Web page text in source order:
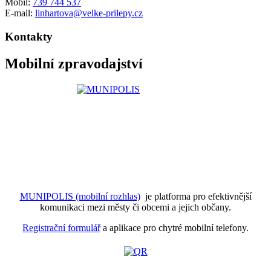
Mobil: 739 744 537
E-mail: linhartova@velke-prilepy.cz
Kontakty
Mobilní zpravodajství
MUNIPOLIS (mobilní rozhlas)je platforma pro efektivnější
komunikaci mezi městy či obcemi a jejich občany.
Registrační formulářa aplikace pro chytré mobilní telefony.